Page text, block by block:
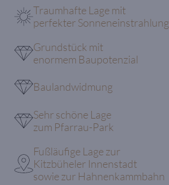
Traumhafte Lage mit
perfekter Sonneneinstrahlung
Grundstück mit
enormem Baupotenzial
Baulandwidmung
Sehr schöne Lage
zum Pfarrau-Park
Fußläufige Lage zur
Kitzbüheler Innenstadt
sowie zur Hahnenkammbahn